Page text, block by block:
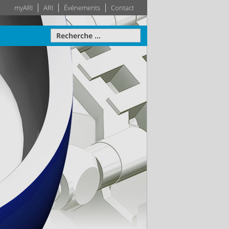
myARI ARI Événements Contact
Actionneur
Plus d'information
Système
Plus d'information
Techniques des
bâtiments
Leader dans le secteur des
techniques des bâtiments –
Votre système de génie
climatique sur mesure
disposition